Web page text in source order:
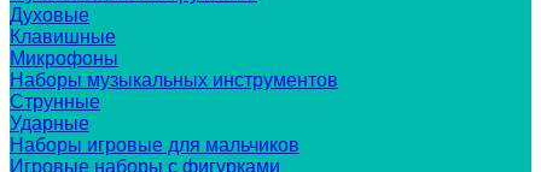
Духовые
Клавишные
Микрофоны
Наборы музыкальных инструментов
Струнные
Ударные
Наборы игровые для мальчиков
Игровые наборы с фигурками